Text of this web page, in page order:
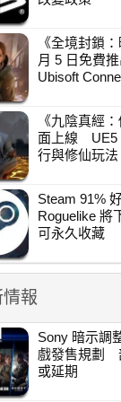
《全境封鎖
月 5 日免費
Ubisoft
《九陰真經
面上線 UE5
行與修仙玩法
Steam 91%
Roguelike
可永久收藏
報
Sony 暗示調
戲發售規劃
或延期